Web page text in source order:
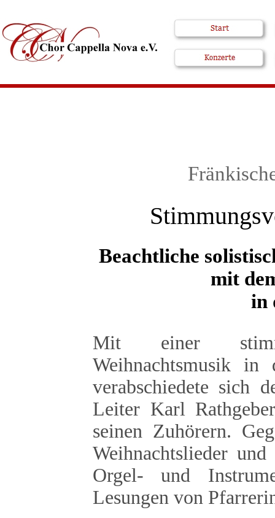
Beachtliche
mit
in
Mit einer
Weihnachtsmusik in
verabschiedete sich
Leiter Karl
seinen Zuhörern.
Weihnachtslieder
Orgel- und
Lesungen von